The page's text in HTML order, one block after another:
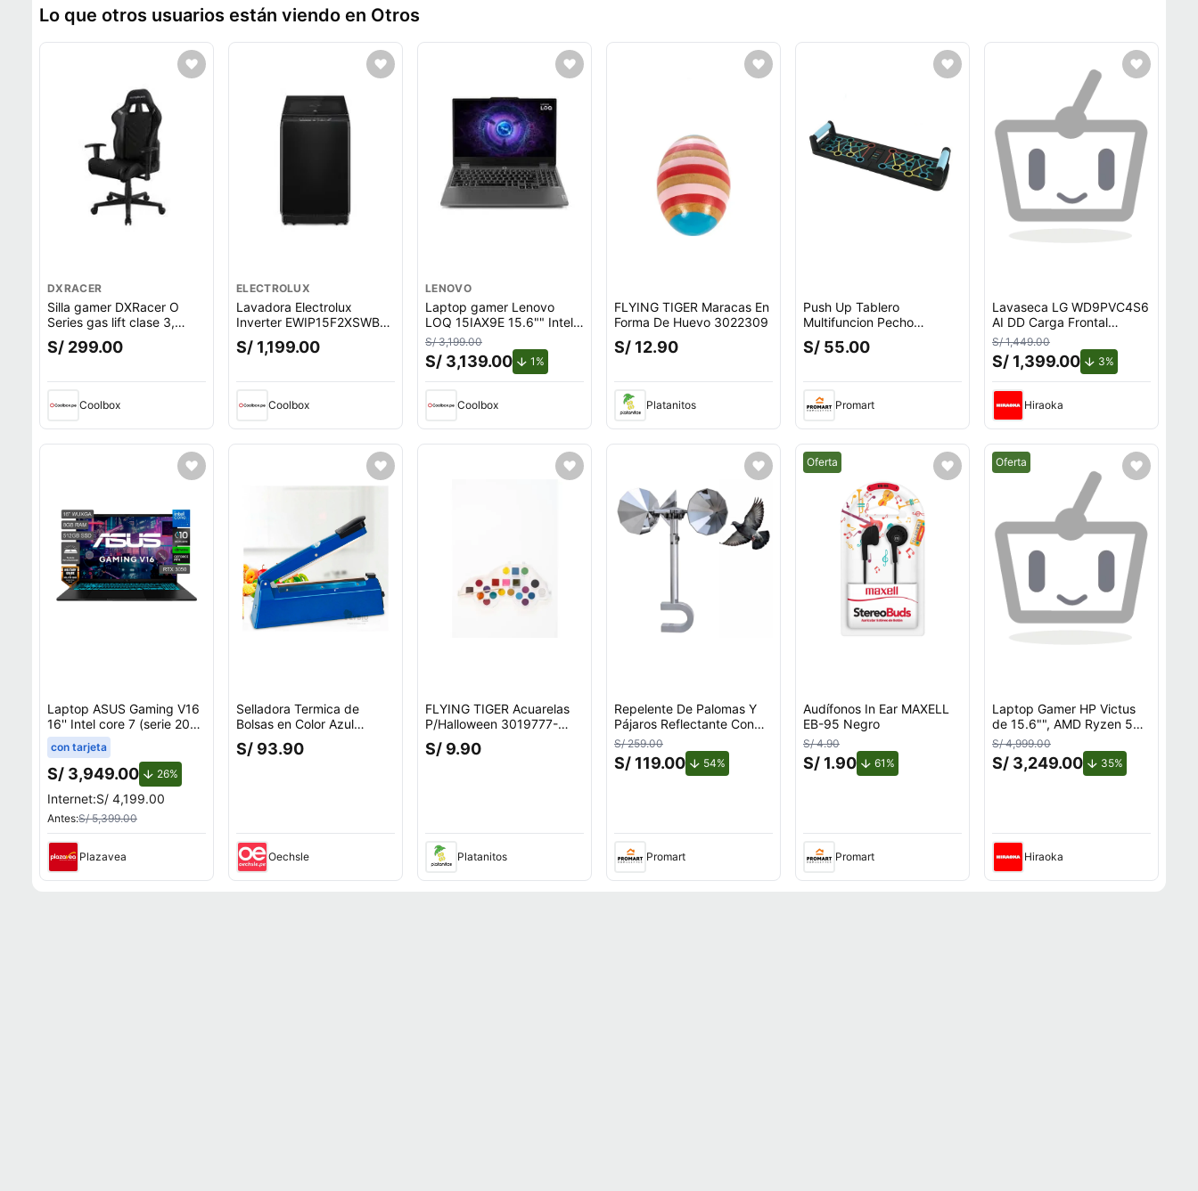
Lo que otros usuarios están viendo en Otros
DXRACER
Silla gamer DXRacer O
Series gas lift clase 3,
tapiz cuero pu, máx. 100
kg, inclinación 90 - 135°,
S/ 299.00
Coolbox
ELECTROLUX
Lavadora Electrolux
Inverter EWIP15F2XSWB
carga superior, capacidad
15 kg, negro
S/ 1,199.00
Coolbox
LENOVO
Laptop gamer Lenovo
LOQ 15IAX9E 15.6"" Intel
Core i5, 512GB SSD, 8GB
RAM, Windows 11 Home,
gris
S/ 3,199.00
S/ 3,139.00 1%
Coolbox
FLYING TIGER Maracas En
Forma De Huevo 3022309
S/ 12.90
Platanitos
Push Up Tablero
Multifuncion Pecho
Espalda Hombros Triceps
S/ 55.00
Promart
Lavaseca LG WD9PVC4S6
AI DD Carga Frontal
9kg/5kg
S/ 1,449.00
S/ 1,399.00 3%
Hiraoka
Laptop ASUS Gaming V16
16'' Intel core 7 (serie 200)
8GB 512GB SSD RTX3050
V3607VJ-TK286W
con tarjeta
S/ 3,949.00 26%
Internet:S/ 4,199.00
Antes:S/ 5,399.00
Plazavea
Selladora Termica de
Bolsas en Color Azul
Y+Agendita
S/ 93.90
Oechsle
FLYING TIGER Acuarelas
P/Halloween 3019777-
Pant-A
S/ 9.90
Platanitos
Repelente De Palomas Y
Pájaros Reflectante Con
Giro Por Viento Para
Exteriores Con Soporte en
U
S/ 259.00
S/ 119.00 54%
Promart
Mejor precio.
Oferta
Audífonos In Ear MAXELL
EB-95 Negro
S/ 4.90
S/ 1.90 61%
Promart
Mejor precio.
Oferta
Laptop Gamer HP Victus
de 15.6"", AMD Ryzen 5
7535HS, NVIDIA GeForce
RTX 3050, 12GB RAM,
disco sólido de 512GB,
S/ 4,999.00
S/ 3,249.00 35%
Hiraoka